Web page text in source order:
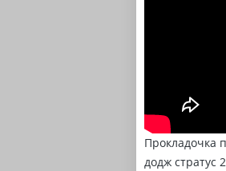
Прокладочка
додж стратус